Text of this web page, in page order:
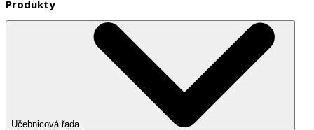
Produkty
Učebnicová řada